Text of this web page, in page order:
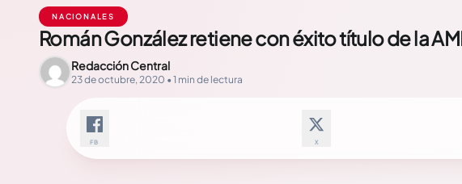
NACIONALES
Román González retiene con éxito título de la
Redacción Central
23 de octubre, 2020 • 1 min de lectura
FB X